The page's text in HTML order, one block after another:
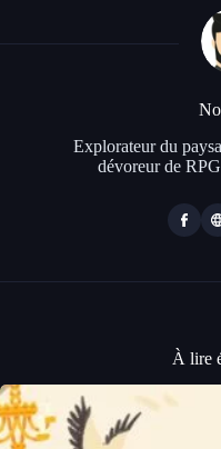
Explorateur du
dévoreur de
À lire